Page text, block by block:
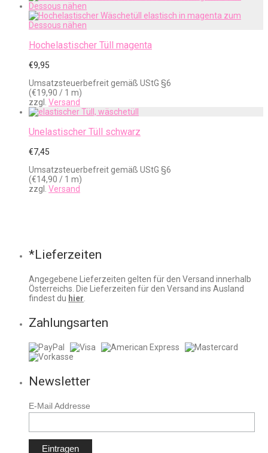
Hochelastischer Tüll magenta
€9,95
Umsatzsteuerbefreit gemäß UStG §6
(€19,90 / 1 m)
zzgl. Versand
Unelastischer Tüll schwarz
€7,45
Umsatzsteuerbefreit gemäß UStG §6
(€14,90 / 1 m)
zzgl. Versand
*Lieferzeiten
Angegebene Lieferzeiten gelten für den Versand innerhalb
Österreichs. Die Lieferzeiten für den Versand ins Ausland
findest du hier
Zahlungsarten
Newsletter
E-Mail Addresse